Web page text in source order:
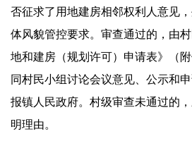
否征求了用地建房相邻权利人意见
体风貌管控要求。审查通过的，由
地和建房（规划许可）申请表》（
同村民小组讨论会议意见、公示和
报镇人民政府。村级审查未通过的
明理由。